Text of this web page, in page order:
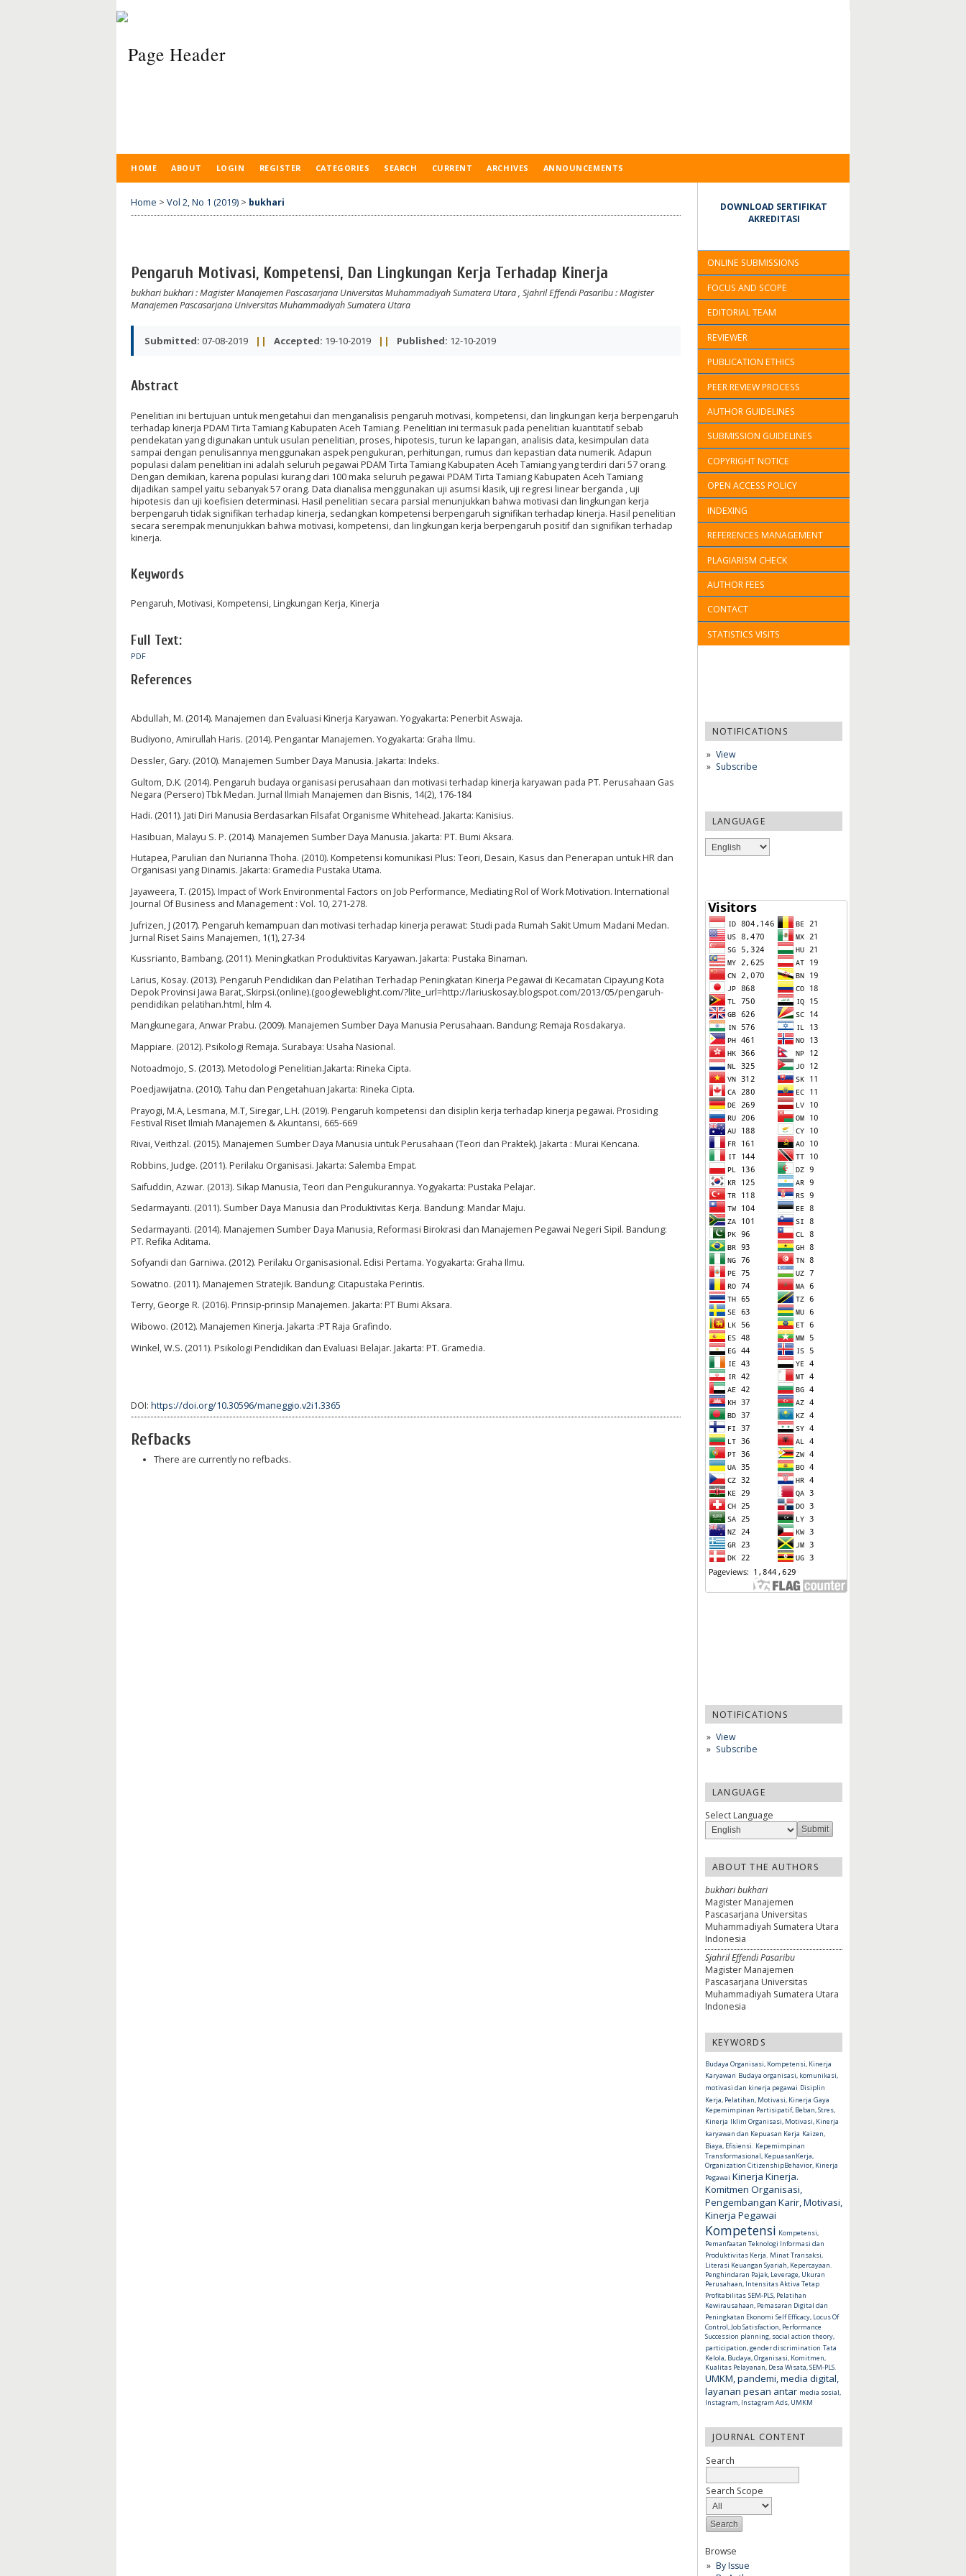
DOWNLOAD SERTIFIKAT
AKREDITASI
ONLINE SUBMISSIONS
FOCUS AND SCOPE
EDITORIAL TEAM
REVIEWER
PUBLICATION ETHICS
PEER REVIEW PROCESS
AUTHOR GUIDELINES
SUBMISSION GUIDELINES
COPYRIGHT NOTICE
OPEN ACCESS POLICY
INDEXING
REFERENCES MANAGEMENT
PLAGIARISM CHECK
AUTHOR FEES
CONTACT
STATISTICS VISITS
NOTIFICATIONS
View
Subscribe
LANGUAGE
NOTIFICATIONS
View
Subscribe
LANGUAGE
Select Language
ABOUT THE AUTHORS
bukhari bukhari
Magister Manajemen
Pascasarjana Universitas
Muhammadiyah Sumatera Utara
Indonesia
Sjahril Effendi Pasaribu
Magister Manajemen
Pascasarjana Universitas
Muhammadiyah Sumatera Utara
Indonesia
KEYWORDS
Budaya Organisasi, Kompetensi, Kinerja
Karyawan Budaya organisasi, komunikasi,
motivasi dan kinerja pegawai Disiplin
Kerja, Pelatihan, Motivasi, Kinerja Gaya
Kepemimpinan Partisipatif, Beban, Stres,
Kinerja Iklim Organisasi, Motivasi, Kinerja
karyawan dan Kepuasan Kerja Kaizen,
Biaya, Efisiensi. Kepemimpinan
Transformasional, KepuasanKerja,
Organization CitizenshipBehavior, Kinerja
Pegawai Kinerja Kinerja.
Komitmen Organisasi,
Pengembangan Karir, Motivasi,
Kinerja Pegawai
Kompetensi Kompetensi,
Pemanfaatan Teknologi Informasi dan
Produktivitas Kerja. Minat Transaksi,
Literasi Keuangan Syariah, Kepercayaan.
Penghindaran Pajak, Leverage, Ukuran
Perusahaan, Intensitas Aktiva Tetap
Profitabilitas SEM-PLS, Pelatihan
Kewirausahaan, Pemasaran Digital dan
Peningkatan Ekonomi Self Efficacy, Locus Of
Control, Job Satisfaction, Performance
Succession planning, social action theory,
participation, gender discrimination Tata
Kelola, Budaya, Organisasi, Komitmen,
Kualitas Pelayanan, Desa Wisata, SEM-PLS.
UMKM, pandemi, media digital,
layanan pesan antar media sosial,
Instagram, Instagram Ads, UMKM
JOURNAL CONTENT
Search
Search Scope
Browse
By Issue
HOME ABOUT LOGIN REGISTER CATEGORIES SEARCH CURRENT ARCHIVES ANNOUNCEMENTS
Home > Vol 2, No 1 (2019) > bukhari
Pengaruh Motivasi, Kompetensi, Dan Lingkungan Kerja Terhadap Kinerja
bukhari bukhari: Magister Manajemen Pascasarjana Universitas Muhammadiyah Sumatera Utara, Sjahril Effendi Pasaribu: Magister
Manajemen Pascasarjana Universitas Muhammadiyah Sumatera Utara
Submitted: 07-08-2019 || Accepted: 19-10-2019 || Published: 12-10-2019
Abstract
Penelitian ini bertujuan untuk mengetahui dan menganalisis pengaruh motivasi, kompetensi, dan lingkungan kerja berpengaruh
terhadap kinerja PDAM Tirta Tamiang Kabupaten Aceh Tamiang. Penelitian ini termasuk pada penelitian kuantitatif sebab
pendekatan yang digunakan untuk usulan penelitian, proses, hipotesis, turun ke lapangan, analisis data, kesimpulan data
sampai dengan penulisannya menggunakan aspek pengukuran, perhitungan, rumus dan kepastian data numerik. Adapun
populasi dalam penelitian ini adalah seluruh pegawai PDAM Tirta Tamiang Kabupaten Aceh Tamiang yang terdiri dari 57 orang.
Dengan demikian, karena populasi kurang dari 100 maka seluruh pegawai PDAM Tirta Tamiang Kabupaten Aceh Tamiang
dijadikan sampel yaitu sebanyak 57 orang. Data dianalisa menggunakan uji asumsi klasik, uji regresi linear berganda , uji
hipotesis dan uji koefisien determinasi. Hasil penelitian secara parsial menunjukkan bahwa motivasi dan lingkungan kerja
berpengaruh tidak signifikan terhadap kinerja, sedangkan kompetensi berpengaruh signifikan terhadap kinerja. Hasil penelitian
secara serempak menunjukkan bahwa motivasi, kompetensi, dan lingkungan kerja berpengaruh positif dan signifikan terhadap
kinerja.
Keywords
Pengaruh, Motivasi, Kompetensi, Lingkungan Kerja, Kinerja
Full Text:
PDF
References
Abdullah, M. (2014). Manajemen dan Evaluasi Kinerja Karyawan. Yogyakarta: Penerbit Aswaja.
Budiyono, Amirullah Haris. (2014). Pengantar Manajemen. Yogyakarta: Graha Ilmu.
Dessler, Gary. (2010). Manajemen Sumber Daya Manusia. Jakarta: Indeks.
Gultom, D.K. (2014). Pengaruh budaya organisasi perusahaan dan motivasi terhadap kinerja karyawan pada PT. Perusahaan Gas
Negara (Persero) Tbk Medan. Jurnal Ilmiah Manajemen dan Bisnis, 14(2), 176-184
Hadi. (2011). Jati Diri Manusia Berdasarkan Filsafat Organisme Whitehead. Jakarta: Kanisius.
Hasibuan, Malayu S. P. (2014). Manajemen Sumber Daya Manusia. Jakarta: PT. Bumi Aksara.
Hutapea, Parulian dan Nurianna Thoha. (2010). Kompetensi komunikasi Plus: Teori, Desain, Kasus dan Penerapan untuk HR dan
Organisasi yang Dinamis. Jakarta: Gramedia Pustaka Utama.
Jayaweera, T. (2015). Impact of Work Environmental Factors on Job Performance, Mediating Rol of Work Motivation. International
Journal Of Business and Management : Vol. 10, 271-278.
Jufrizen, J (2017). Pengaruh kemampuan dan motivasi terhadap kinerja perawat: Studi pada Rumah Sakit Umum Madani Medan.
Jurnal Riset Sains Manajemen, 1(1), 27-34
Kussrianto, Bambang. (2011). Meningkatkan Produktivitas Karyawan. Jakarta: Pustaka Binaman.
Larius, Kosay. (2013). Pengaruh Pendidikan dan Pelatihan Terhadap Peningkatan Kinerja Pegawai di Kecamatan Cipayung Kota
Depok Provinsi Jawa Barat,.Skirpsi.(online).(googleweblight.com/?lite_url=http://lariuskosay.blogspot.com/2013/05/pengaruh-
pendidikan pelatihan.html, hlm 4.
Mangkunegara, Anwar Prabu. (2009). Manajemen Sumber Daya Manusia Perusahaan. Bandung: Remaja Rosdakarya.
Mappiare. (2012). Psikologi Remaja. Surabaya: Usaha Nasional.
Notoadmojo, S. (2013). Metodologi Penelitian.Jakarta: Rineka Cipta.
Poedjawijatna. (2010). Tahu dan Pengetahuan Jakarta: Rineka Cipta.
Prayogi, M.A, Lesmana, M.T, Siregar, L.H. (2019). Pengaruh kompetensi dan disiplin kerja terhadap kinerja pegawai. Prosiding
Festival Riset Ilmiah Manajemen & Akuntansi, 665-669
Rivai, Veithzal. (2015). Manajemen Sumber Daya Manusia untuk Perusahaan (Teori dan Praktek). Jakarta : Murai Kencana.
Robbins, Judge. (2011). Perilaku Organisasi. Jakarta: Salemba Empat.
Saifuddin, Azwar. (2013). Sikap Manusia, Teori dan Pengukurannya. Yogyakarta: Pustaka Pelajar.
Sedarmayanti. (2011). Sumber Daya Manusia dan Produktivitas Kerja. Bandung: Mandar Maju.
Sedarmayanti. (2014). Manajemen Sumber Daya Manusia, Reformasi Birokrasi dan Manajemen Pegawai Negeri Sipil. Bandung:
PT. Refika Aditama.
Sofyandi dan Garniwa. (2012). Perilaku Organisasional. Edisi Pertama. Yogyakarta: Graha Ilmu.
Sowatno. (2011). Manajemen Stratejik. Bandung: Citapustaka Perintis.
Terry, George R. (2016). Prinsip-prinsip Manajemen. Jakarta: PT Bumi Aksara.
Wibowo. (2012). Manajemen Kinerja. Jakarta :PT Raja Grafindo.
Winkel, W.S. (2011). Psikologi Pendidikan dan Evaluasi Belajar. Jakarta: PT. Gramedia.
DOI: https://doi.org/10.30596/maneggio.v2i1.3365
Refbacks
There are currently no refbacks.